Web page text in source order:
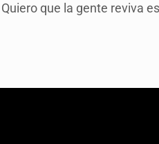
que la gente reviva